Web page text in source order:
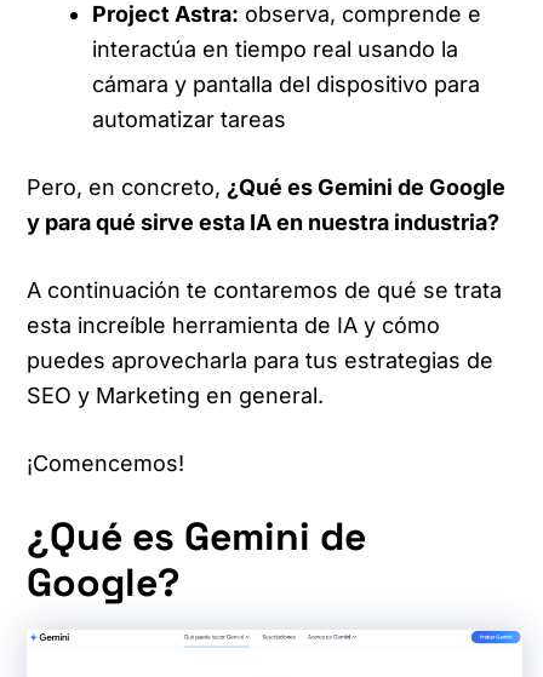
Project Astra: observa, comprende e
interactúa en tiempo real usando la
cámara y pantalla del dispositivo para
automatizar tareas
Pero, en concreto, ¿Qué es Gemini de Google
y para qué sirve esta IA en nuestra industria?
A continuación te contaremos de qué se trata
esta increíble herramienta de IA y cómo
puedes aprovecharla para tus estrategias de
SEO y Marketing en general.
¡Comencemos!
¿Qué es Gemini de
Google?